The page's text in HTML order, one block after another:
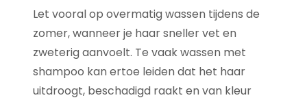
Let vooral op overmatig wassen tijdens de
zomer, wanneer je haar sneller vet en
zweterig aanvoelt. Te vaak wassen met
shampoo kan ertoe leiden dat het haar
uitdroogt, beschadigd raakt en van kleur